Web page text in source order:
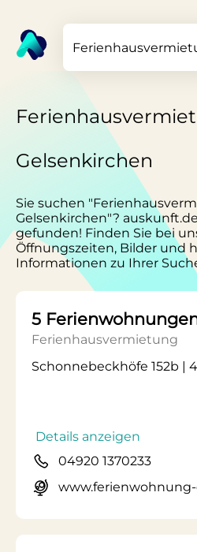
Gelsenkirchen
Sie suchen
Gelsenkirchen"?
gefunden! Finden Sie bei
Öffnungszeiten, Bilder und
Informationen zu Ihrer
5
Ferienhausvermietung
Schonnebeckhöfe 152b |
Details anzeigen
04920 1370233